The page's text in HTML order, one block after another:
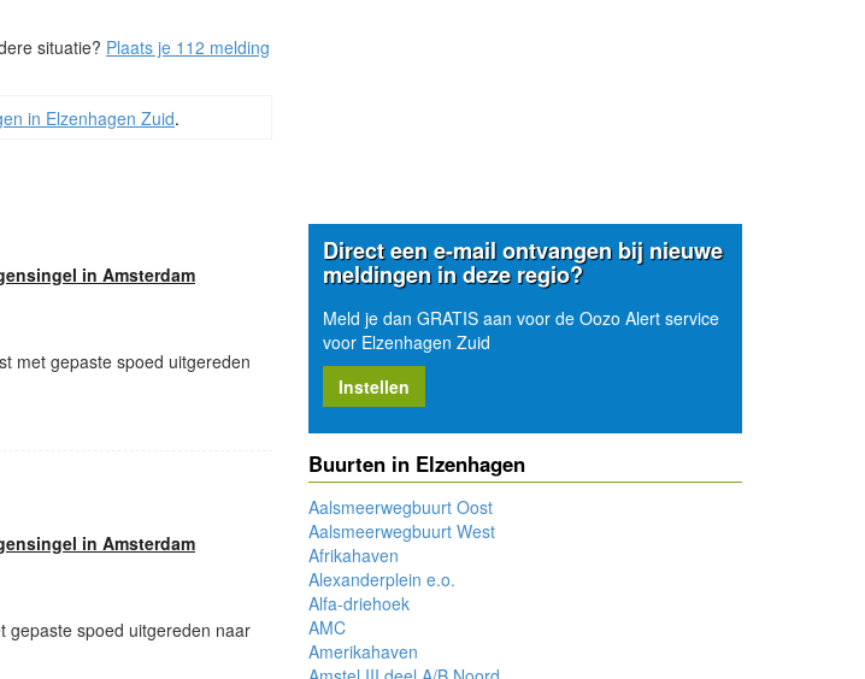
situatie? Plaats je 112 melding
in Elzenhagen Zuid.
in Amsterdam
met gepaste spoed uitgereden
in Amsterdam
gepaste spoed uitgereden naar
Direct een e-mail ontvangen bij nieuwe
meldingen in deze regio?
Meld je dan GRATIS aan voor de Oozo Alert service
voor Elzenhagen Zuid
Instellen
Buurten in Elzenhagen
Aalsmeerwegbuurt Oost
Aalsmeerwegbuurt West
Afrikahaven
Alexanderplein e.o.
Alfa-driehoek
AMC
Amerikahaven